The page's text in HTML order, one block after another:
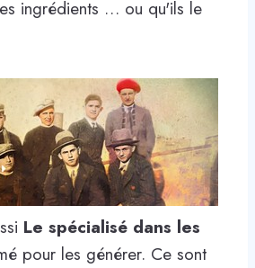
ingrédients … ou qu'ils le
Le spécialisé dans les
pour les générer. Ce sont